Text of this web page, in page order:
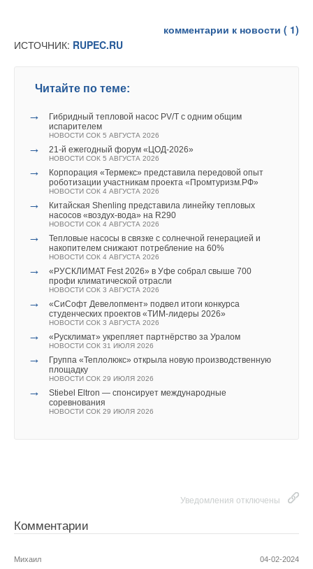
комментарии к новости ( 1)
ИСТОЧНИК: RUPEC.RU
Читайте по теме:
→
Гибридный тепловой насос PV/T с одним общим
испарителем
НОВОСТИ СОК 5 АВГУСТА 2026
→ 21-й ежегодный форум «ЦОД-2026»
НОВОСТИ СОК 5 АВГУСТА 2026
→
Корпорация «Термекс» представила передовой опыт
роботизации участникам проекта «Промтуризм.РФ»
НОВОСТИ СОК 4 АВГУСТА 2026
→
Китайская Shenling представила линейку тепловых
насосов «воздух-вода» на R290
НОВОСТИ СОК 4 АВГУСТА 2026
→
Тепловые насосы в связке с солнечной генерацией и
накопителем снижают потребление на 60%
НОВОСТИ СОК 4 АВГУСТА 2026
→
«РУСКЛИМАТ Fest 2026» в Уфе собрал свыше 700
профи климатической отрасли
НОВОСТИ СОК 3 АВГУСТА 2026
→
«СиСофт Девелопмент» подвел итоги конкурса
студенческих проектов «ТИМ-лидеры 2026»
НОВОСТИ СОК 3 АВГУСТА 2026
→ «Русклимат» укрепляет партнёрство за Уралом
НОВОСТИ СОК 31 ИЮЛЯ 2026
→
Группа «Теплолюкс» открыла новую производственную
площадку
НОВОСТИ СОК 29 ИЮЛЯ 2026
→
Stiebel Eltron — спонсирует международные
соревнования
НОВОСТИ СОК 29 ИЮЛЯ 2026
Уведомления отключены
Комментарии
04-02-2024
Михаил
→
США запретили использование иностранных
солнечные панели в МКД
ВИЭ обойдут уголь по выработке электроэнергии в
текущем году
НОВОСТИ СОК 27 ИЮЛЯ 2026
Китай опубликовал план развития сектора ВИЭ на
период 2026-2030 гг.
→
В Дагестане ввели вторую очередь крупнейшей в России
ветроэлектростанции
→
LONGi вновь установила мировой рекорд
эффективности тандемных солнечных элементов —
НОВОСТИ СОК 22 ИЮЛЯ 2026
Германия подключила более 1 ГВт морской
НОВОСТИ СОК 22 ИЮЛЯ 2026
В КНР ввели в строй «самую высоковольтную» СНЭ
НОВОСТИ СОК 21 ИЮЛЯ 2026
Впервые на Heat&Power: Форум «Собственная
НОВОСТИ СОК 17 ИЮЛЯ 2026
Добавить комментарий
Ваше имя *